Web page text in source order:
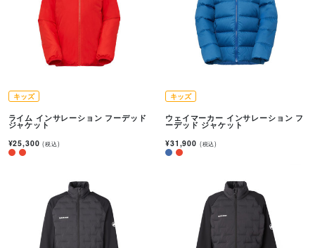
キッズ
ライム インサレーション フーデッド
ジャケット
¥25,300(税込)
キッズ
ウェイマーカー インサレーション フ
ーデッド ジャケット
¥31,900 (税込)